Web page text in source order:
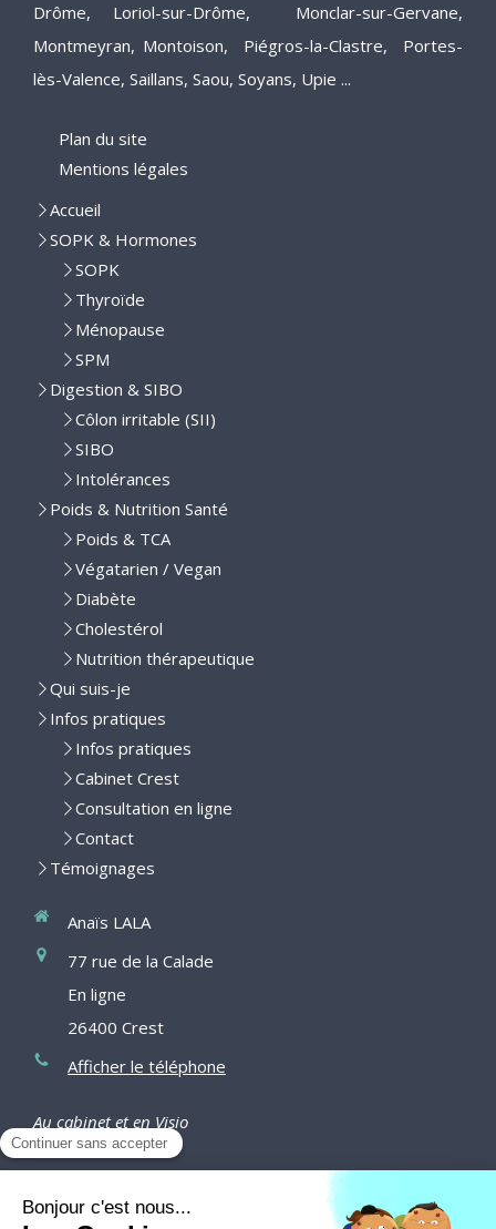
Drôme, Loriol-sur-Drôme, Monclar-sur-Gervane,
Montmeyran, Montoison, Piégros-la-Clastre, Portes-
lès-Valence, Saillans, Saou, Soyans, Upie ...
Plan du site
Mentions légales
Accueil
SOPK & Hormones
SOPK
Thyroïde
Ménopause
SPM
Digestion & SIBO
Côlon irritable (SII)
SIBO
Intolérances
Poids & Nutrition Santé
Poids & TCA
Végatarien / Vegan
Diabète
Cholestérol
Nutrition thérapeutique
Qui suis-je
Infos pratiques
Infos pratiques
Cabinet Crest
Consultation en ligne
Contact
Témoignages
Anaïs LALA
77 rue de la Calade
En ligne
26400 Crest
Afficher le téléphone
Au cabinet et en Visio
DuLundiauVendredide9h15à16h